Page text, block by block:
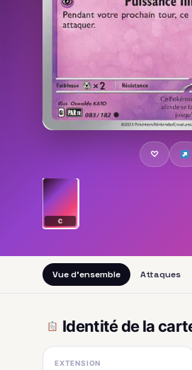
♡
C
Vue d'ensemble Attaques
Identité de la
EXTENSION